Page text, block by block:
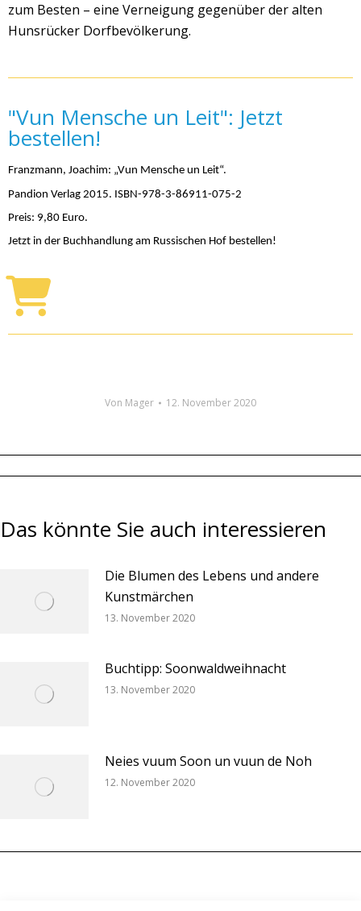
zum Besten – eine Verneigung gegenüber der alten
Hunsrücker Dorfbevölkerung.
"Vun Mensche un Leit": Jetzt
bestellen!
Franzmann, Joachim: „Vun Mensche un Leit“.
Pandion Verlag 2015. ISBN-978-3-86911-075-2
Preis: 9,80 Euro.
Jetzt in der Buchhandlung am Russischen Hof bestellen!
Von Mager 12. November 2020
Das könnte Sie auch interessieren
Die Blumen des Lebens und andere
Kunstmärchen
13. November 2020
Buchtipp: Soonwaldweihnacht
13. November 2020
Neies vuum Soon un vuun de Noh
12. November 2020